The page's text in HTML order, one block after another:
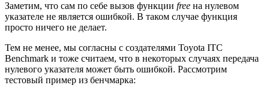
Заметим, что сам по себе вызов функции free на нулевом
указателе не является ошибкой. В таком случае функция
просто ничего не делает.
Тем не менее, мы согласны с создателями Toyota ITC
Benchmark и тоже считаем, что в некоторых случаях передача
нулевого указателя может быть ошибкой. Рассмотрим
тестовый пример из бенчмарка: